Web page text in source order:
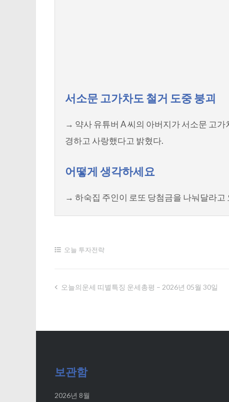
서소문 고가차도 철거 도중 붕괴
→ 약사 유튜버 A 씨의 아버지가 서소문 고
경하고 사랑했다고 밝혔다.
어떻게 생각하세요
→ 하숙집 주인이 로또 당첨금을 나눠달라고
오늘 투자전략
글
게
이
오늘의운세 띠별특징 운세총평 – 2026년 05월 30일
보관함
2026년 8월